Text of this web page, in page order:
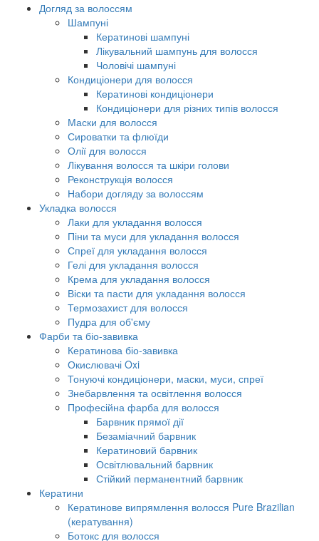
Догляд за волоссям
Шампуні
Кератинові шампуні
Лікувальний шампунь для волосся
Чоловічі шампуні
Кондиціонери для волосся
Кератинові кондиціонери
Кондиціонери для різних типів волосся
Маски для волосся
Сироватки та флюїди
Олії для волосся
Лікування волосся та шкіри голови
Реконструкція волосся
Набори догляду за волоссям
Укладка волосся
Лаки для укладання волосся
Піни та муси для укладання волосся
Спреї для укладання волосся
Гелі для укладання волосся
Крема для укладання волосся
Віски та пасти для укладання волосся
Термозахист для волосся
Пудра для об'єму
Фарби та біо-завивка
Кератинова біо-завивка
Окислювачі Oxi
Тонуючі кондиціонери, маски, муси, спреї
Знебарвлення та освітлення волосся
Професійна фарба для волосся
Барвник прямої дії
Безаміачний барвник
Кератиновий барвник
Освітлювальний барвник
Стійкий перманентний барвник
Кератини
Кератинове випрямлення волосся Pure Brazilian
(кератування)
Ботокс для волосся